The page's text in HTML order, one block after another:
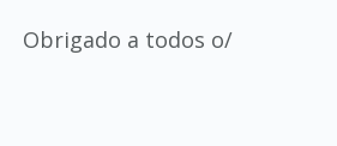
Obrigado a todos o/